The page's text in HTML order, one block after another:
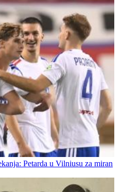
Petarda u Vilniusu za miran